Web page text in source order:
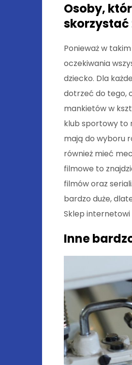
Osoby,
skorzystać
Ponieważ w
oczekiwania
dziecko. Dla
dotrzeć do tego,
mankietów w
klub sportowy to
mają do wyboru
również mieć
filmowe to
filmów oraz
bardzo duże,
Sklep
Inne